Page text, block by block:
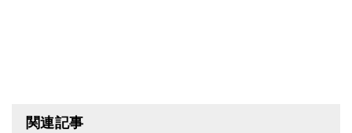
関連記事